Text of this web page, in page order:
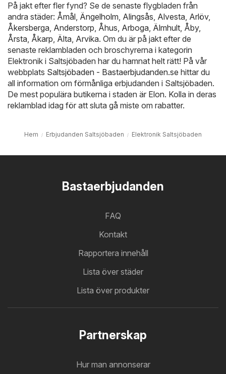
På jakt efter fler fynd? Se de senaste flygbladen från
andra städer: Åmål, Ängelholm, Alingsås, Alvesta, Arlöv,
Åkersberga, Anderstorp, Åhus, Arboga, Älmhult, Åby,
Årsta, Åkarp, Älta, Arvika. Om du är på jakt efter de
senaste reklambladen och broschyrerna i kategorin
Elektronik i Saltsjöbaden har du hamnat helt rätt! På vår
webbplats Saltsjöbaden - Bastaerbjudanden.se hittar du
all information om förmånliga erbjudanden i Saltsjöbaden.
De mest populära butikerna i staden är Elon. Kolla in deras
reklamblad idag för att sluta gå miste om rabatter.
Hem Erbjudanden Saltsjöbaden Elektronik Saltsjöbaden
Bastaerbjudanden
FAQ
Kontakt
Rapportera innehåll
Lista över städer
Lista över produkter
Partnerskap
Hur man annonserar